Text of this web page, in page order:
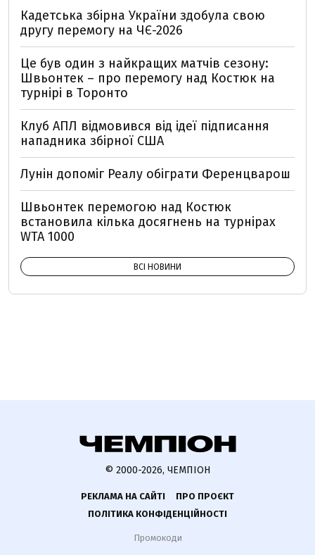
Кадетська збірна України здобула свою
другу перемогу на ЧЄ-2026
Це був один з найкращих матчів сезону:
Швьонтек – про перемогу над Костюк на
турнірі в Торонто
Клуб АПЛ відмовився від ідеї підписання
нападника збірної США
Лунін допоміг Реалу обіграти Ференцварош
Швьонтек перемогою над Костюк
встановила кілька досягнень на турнірах
WTA 1000
ВСІ НОВИНИ
© 2000-2026, ЧЕМПІОН
РЕКЛАМА НА САЙТІ
ПРО ПРОЄКТ
ПОЛІТИКА КОНФІДЕНЦІЙНОСТІ
Промокоди